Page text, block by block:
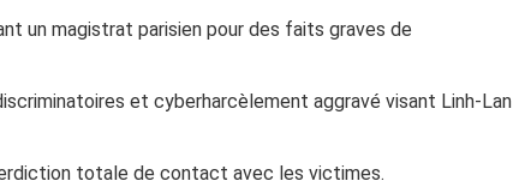
un magistrat parisien pour des faits graves de
et cyberharcèlement aggravé visant Linh-Lan
totale de contact avec les victimes.